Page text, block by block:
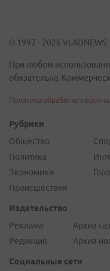
© 1997 - 2026 VLADNEWS
При любом
обязательна.
Политика обработки
Рубрики
Общество
Политика
Экономика
Происшествия
Издательство
Реклама
Редакция
Архив
Архив
Социальные сети